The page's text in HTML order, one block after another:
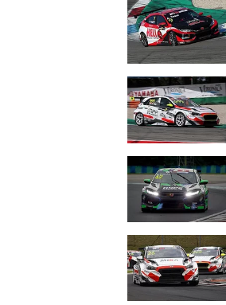
MONOMARCA